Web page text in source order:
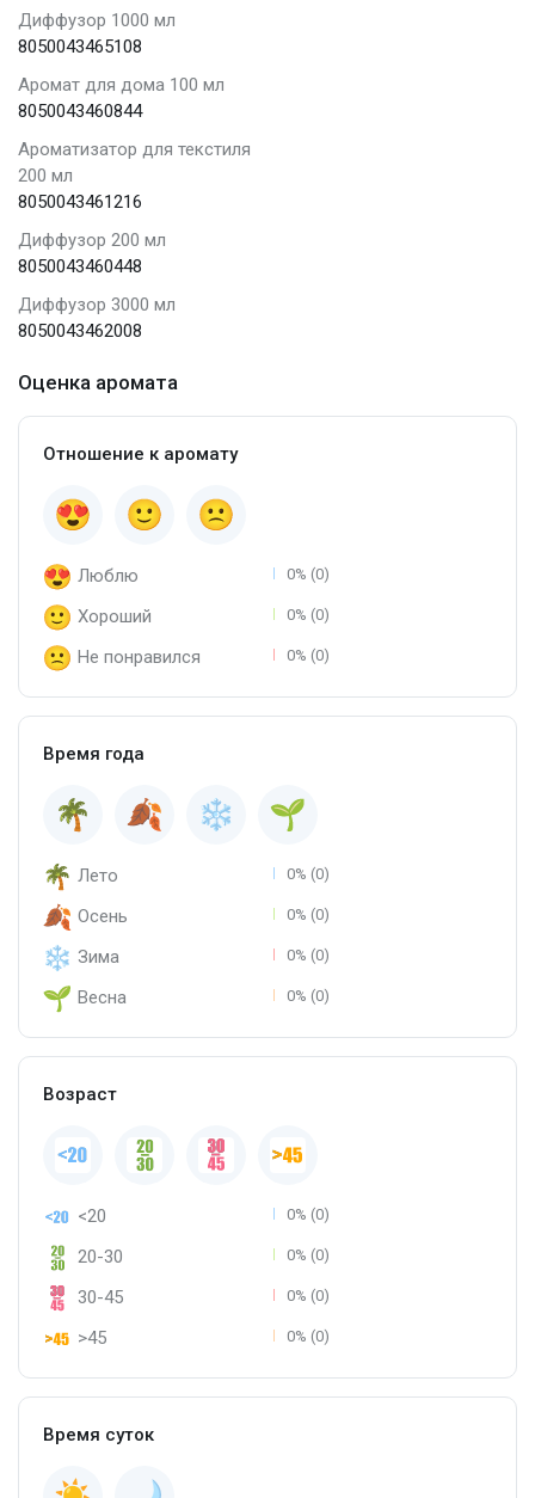
Диффузор 1000 мл
8050043465108
Аромат для дома 100 мл
8050043460844
Ароматизатор для текстиля
200 мл
8050043461216
Диффузор 200 мл
8050043460448
Диффузор 3000 мл
8050043462008
Оценка аромата
Отношение к аромату
Люблю 0% (0)
Хороший 0% (0)
Не понравился 0% (0)
Время года
Лето 0% (0)
Осень 0% (0)
Зима 0% (0)
Весна 0% (0)
Возраст
<20 0% (0)
20-30 0% (0)
30-45 0% (0)
>45 0% (0)
Время суток